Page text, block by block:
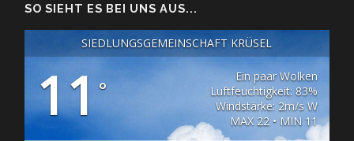
SO SIEHT ES BEI UNS AUS...
SIEDLUNGSGEMEINSCHAFT KRÜSEL
11°
Ein paar Wolken
Luftfeuchtigkeit: 83%
Windstärke: 2m/s W
MAX 22 • MIN 11